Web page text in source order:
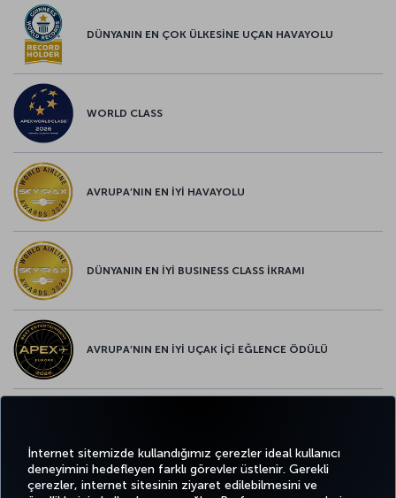
İnternet sitemizde kullandığımız çerezler ideal kullanıcı
deneyimini hedefleyen farklı görevler üstlenir. Gerekli
çerezler, internet sitesinin ziyaret edilebilmesini ve
DÜNYANIN EN ÇOK ÜLKESİNE UÇAN HAVAYOLU
WORLD CLASS
AVRUPA’NIN EN İYİ HAVAYOLU
DÜNYANIN EN İYİ BUSINESS CLASS İKRAMI
AVRUPA’NIN EN İYİ UÇAK İÇİ EĞLENCE ÖDÜLÜ